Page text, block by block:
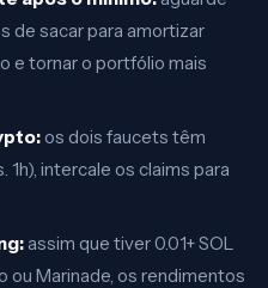
de sacar para amortizar
e tornar o portfólio mais
os dois faucets têm
intercale os claims para
assim que tiver 0.01+ SOL
ou Marinade, os rendimentos